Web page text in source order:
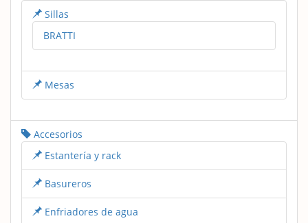
Sillas
BRATTI
Mesas
Accesorios
Estantería y rack
Basureros
Enfriadores de agua